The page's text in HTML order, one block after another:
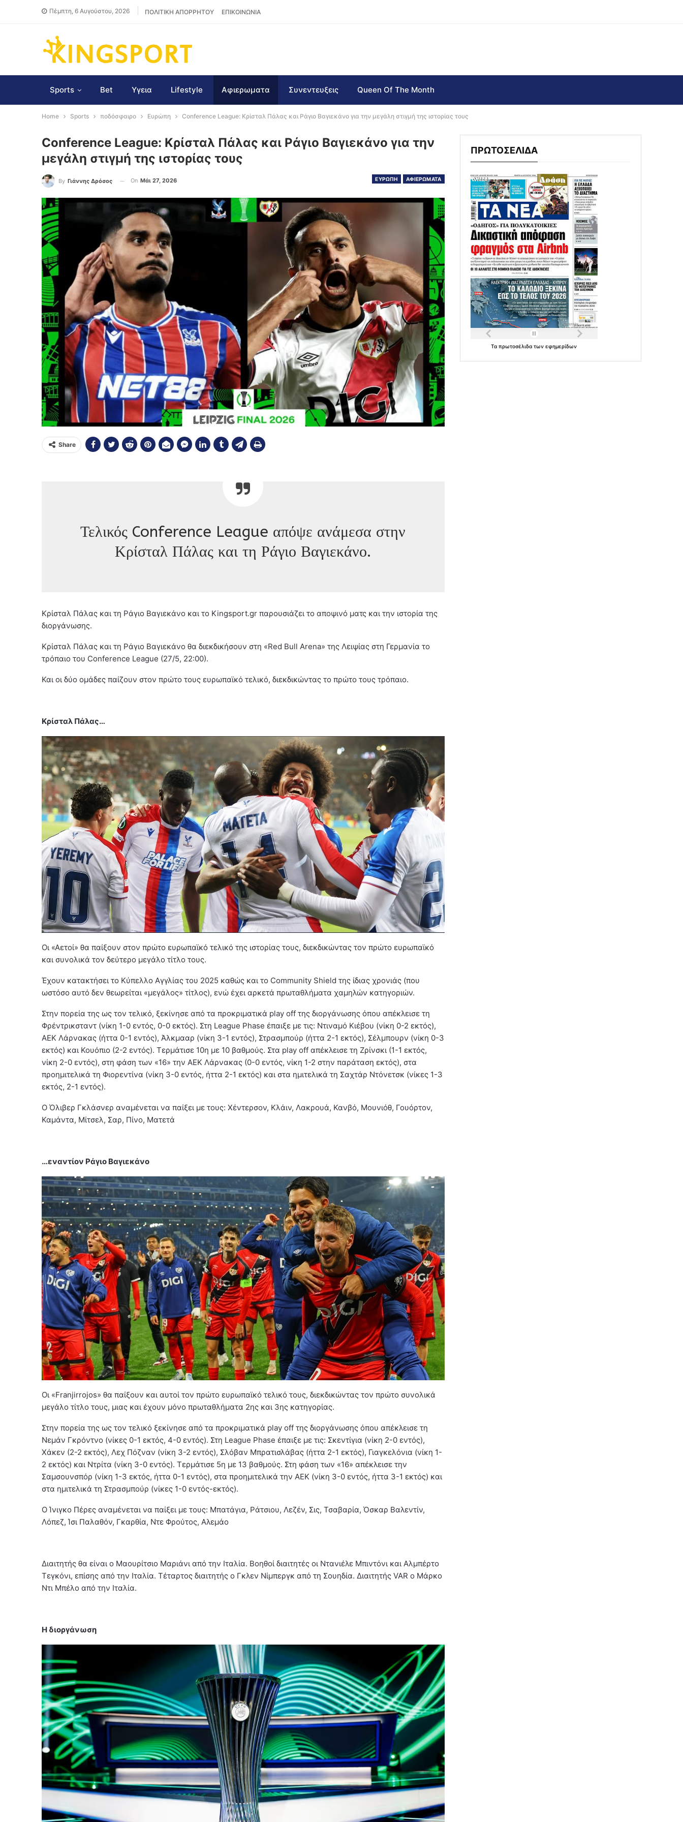
Πέμπτη, 6 Αυγούστου, 2026 ΠΟΛΙΤΙΚΗ ΑΠΟΡΡΗΤΟΥ ΕΠΙΚΟΙΝΩΝΙΑ
Sports Bet Υγεια Lifestyle Αφιερωματα Συνεντευξεις Queen Of The Month
Home Sports ποδόσφαιρο Ευρώπη Conference League: Κρίσταλ Πάλας και Ράγιο Βαγιεκάνο για την μεγάλη στιγμή της ιστορίας τους
Conference League: Κρίσταλ Πάλας και Ράγιο Βαγιεκάνο για την
μεγάλη στιγμή της ιστορίας τους
ΕΥΡΩΠΗ ΑΦΙΕΡΩΜΑΤΑ
By Γιάννης Δρόσος On Μάι 27, 2026
Share
Τελικός Conference League απόψε ανάμεσα στην
Κρίσταλ Πάλας και τη Ράγιο Βαγιεκάνο.
Κρίσταλ Πάλας και τη Ράγιο Βαγιεκάνο και το Kingsport.gr παρουσιάζει το αποψινό ματς και την ιστορία της
διοργάνωσης.
Κρίσταλ Πάλας και τη Ράγιο Βαγιεκάνο θα διεκδικήσουν στη «Red Bull Arena» της Λειψίας στη Γερμανία το
τρόπαιο του Conference League (27/5, 22:00).
Και οι δύο ομάδες παίζουν στον πρώτο τους ευρωπαϊκό τελικό, διεκδικώντας το πρώτο τους τρόπαιο.
Κρίσταλ Πάλας…
Οι «Αετοί» θα παίξουν στον πρώτο ευρωπαϊκό τελικό της ιστορίας τους, διεκδικώντας τον πρώτο ευρωπαϊκό
και συνολικά τον δεύτερο μεγάλο τίτλο τους.
Έχουν κατακτήσει το Κύπελλο Αγγλίας του 2025 καθώς και το Community Shield της ίδιας χρονιάς (που
ωστόσο αυτό δεν θεωρείται «μεγάλος» τίτλος), ενώ έχει αρκετά πρωταθλήματα χαμηλών κατηγοριών.
Στην πορεία της ως τον τελικό, ξεκίνησε από τα προκριματικά play off της διοργάνωσης όπου απέκλεισε τη
Φρέντρικσταντ (νίκη 1-0 εντός, 0-0 εκτός). Στη League Phase έπαιξε με τις: Ντιναμό Κιέβου (νίκη 0-2 εκτός),
ΑΕΚ Λάρνακας (ήττα 0-1 εντός), Άλκμααρ (νίκη 3-1 εντός), Στρασμπούρ (ήττα 2-1 εκτός), Σέλμπουρν (νίκη 0-3
εκτός) και Κουόπιο (2-2 εντός). Τερμάτισε 10η με 10 βαθμούς. Στα play off απέκλεισε τη Ζρίνσκι (1-1 εκτός,
νίκη 2-0 εντός), στη φάση των «16» την ΑΕΚ Λάρνακας (0-0 εντός, νίκη 1-2 στην παράταση εκτός), στα
προημιτελικά τη Φιορεντίνα (νίκη 3-0 εντός, ήττα 2-1 εκτός) και στα ημιτελικά τη Σαχτάρ Ντόνετσκ (νίκες 1-3
εκτός, 2-1 εντός).
Ο Όλιβερ Γκλάσνερ αναμένεται να παίξει με τους: Χέντερσον, Κλάιν, Λακρουά, Κανβό, Μουνιόθ, Γουόρτον,
Καμάντα, Μίτσελ, Σαρ, Πίνο, Ματετά
…εναντίον Ράγιο Βαγιεκάνο
Οι «Franjirrojos» θα παίξουν και αυτοί τον πρώτο ευρωπαϊκό τελικό τους, διεκδικώντας τον πρώτο συνολικά
μεγάλο τίτλο τους, μιας και έχουν μόνο πρωταθλήματα 2ης και 3ης κατηγορίας.
Στην πορεία της ως τον τελικό ξεκίνησε από τα προκριματικά play off της διοργάνωσης όπου απέκλεισε τη
Νεμάν Γκρόντνο (νίκες 0-1 εκτός, 4-0 εντός). Στη League Phase έπαιξε με τις: Σκεντίγια (νίκη 2-0 εντός),
Χάκεν (2-2 εκτός), Λεχ Πόζναν (νίκη 3-2 εντός), Σλόβαν Μπρατισλάβας (ήττα 2-1 εκτός), Γιαγκελόνια (νίκη 1-
2 εκτός) και Ντρίτα (νίκη 3-0 εντός). Τερμάτισε 5η με 13 βαθμούς. Στη φάση των «16» απέκλεισε την
Σαμσουνσπόρ (νίκη 1-3 εκτός, ήττα 0-1 εντός), στα προημιτελικά την ΑΕΚ (νίκη 3-0 εντός, ήττα 3-1 εκτός) και
στα ημιτελικά τη Στρασμπούρ (νίκες 1-0 εντός-εκτός).
Ο Ίνιγκο Πέρες αναμένεται να παίξει με τους: Μπατάγια, Ράτσιου, Λεζέν, Σις, Τσαβαρία, Όσκαρ Βαλεντίν,
Λόπεζ, Ίσι Παλαθόν, Γκαρθία, Ντε Φρούτος, Αλεμάο
Διαιτητής θα είναι ο Μαουρίτσιο Μαριάνι από την Ιταλία. Βοηθοί διαιτητές οι Ντανιέλε Μπιντόνι και Αλμπέρτο
Τεγκόνι, επίσης από την Ιταλία. Τέταρτος διαιτητής ο Γκλεν Νίμπεργκ από τη Σουηδία. Διαιτητής VAR ο Μάρκο
Ντι Μπέλο από την Ιταλία.
Η διοργάνωση
ΠΡΩΤΟΣΕΛΙΔΑ
Ταπρωτοσέλιδατωνεφημερίδων